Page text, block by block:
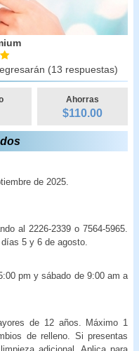
(13 respuestas)
Ahorras
$110.00
de 2025.
al 2226-2339 o 7564-5965.
5 y 6 de agosto.
pm y sábado de 9:00 am a
de 12 años. Máximo 1
de relleno. Si presentas